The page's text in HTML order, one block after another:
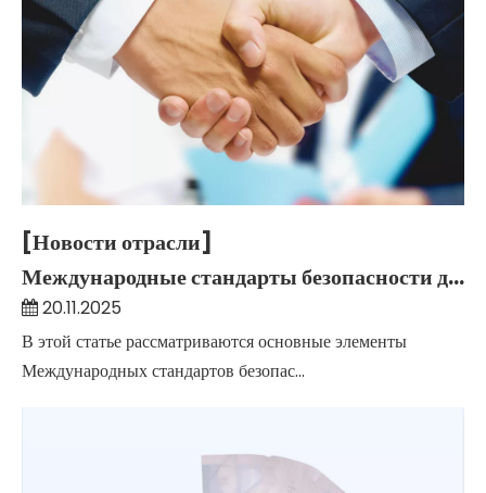
[Новости отрасли]
Международные стандарты безопасности детских подгузников – для зарубежных покупателей и родителей
20.11.2025
В этой статье рассматриваются основные элементы
Международных стандартов безопас...